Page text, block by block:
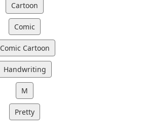
Cartoon
Comic
Comic Cartoon
Handwriting
M
Pretty